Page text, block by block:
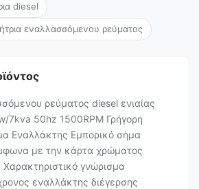
diesel
εναλλασσόμενου ρεύματος
ρεύματος diesel ενιαίας
7kva 50hz 1500RPM Γρήγορη
Εναλλάκτης Εμπορικό σήμα
με την κάρτα χρώματος
γνώρισμα
εναλλάκτης διέγερσης